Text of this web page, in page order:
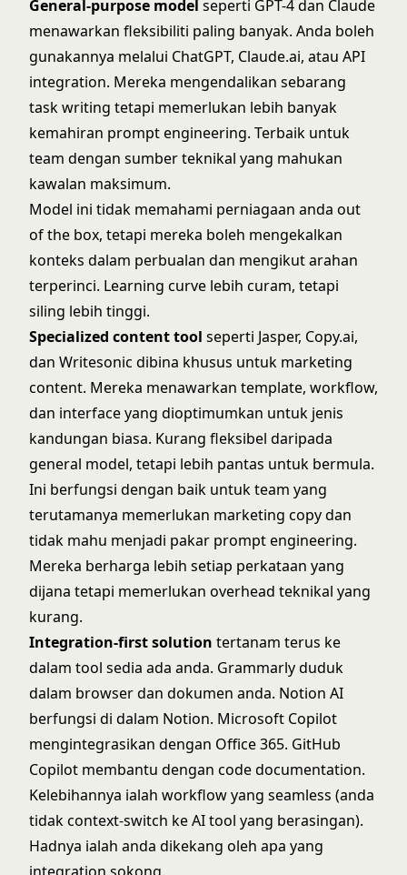
General-purpose model seperti GPT-4dan Claude
menawarkan fleksibiliti paling banyak. Anda boleh
gunakannya melalui ChatGPT, Claude.ai, atau API
integration. Mereka mengendalikan sebarang
task writing tetapi memerlukan lebih banyak
kemahiran prompt engineering. Terbaik untuk
team dengan sumber teknikal yang mahukan
kawalan maksimum.
Model ini tidak memahami perniagaan anda out
of the box, tetapi mereka boleh mengekalkan
konteks dalam perbualan dan mengikut arahan
terperinci. Learning curve lebih curam, tetapi
siling lebih tinggi.
Specialized content tool seperti Jasper, Copy.ai,
dan Writesonic dibina khusus untuk marketing
content. Mereka menawarkan template, workflow,
dan interface yang dioptimumkan untuk jenis
kandungan biasa. Kurang fleksibel daripada
general model, tetapi lebih pantas untuk bermula.
Ini berfungsi dengan baik untuk team yang
terutamanya memerlukan marketing copy dan
tidak mahu menjadi pakar prompt engineering.
Mereka berharga lebih setiap perkataan yang
dijana tetapi memerlukan overhead teknikal yang
kurang.
Integration-first solution tertanam terus ke
dalam tool sedia ada anda. Grammarlyduduk
dalam browser dan dokumen anda. Notion AI
berfungsi di dalam Notion. Microsoft Copilot
mengintegrasikan dengan Office 365. GitHub
Copilot membantu dengan code documentation.
Kelebihannya ialah workflow yang seamless (anda
tidak context-switch ke AI tool yang berasingan).
Hadnya ialah anda dikekang oleh apa yang